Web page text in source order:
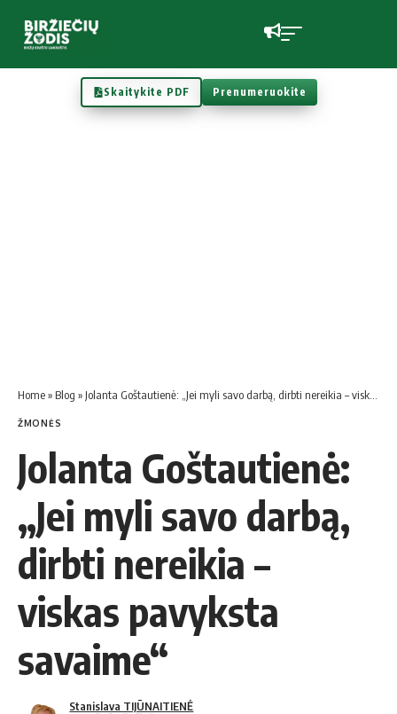
Skaitykite PDF Prenumeruokite
Home» Blog » Jolanta Goštautienė: „Jei myli savo darbą, dirbti nereikia – viskas pavyksta savaime“
ŽMONĖS
Jolanta Goštautienė:
„Jei myli savo darbą,
dirbti nereikia –
viskas pavyksta
savaime“
Stanislava TIJŪNAITIENĖ